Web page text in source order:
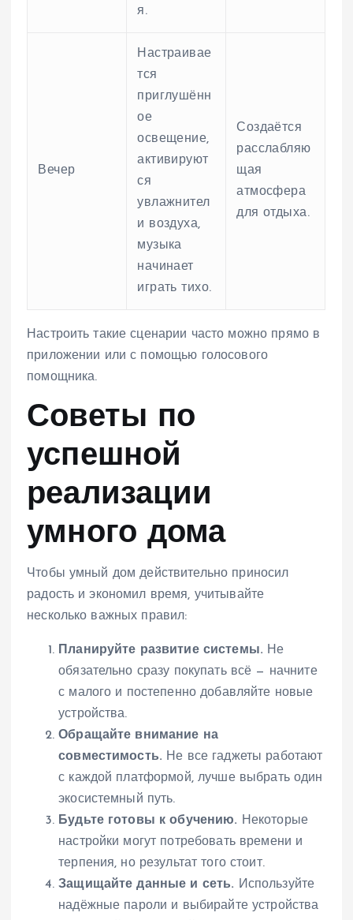
я.
Вечер
Настраивае
тся
приглушённ
ое
освещение,
активируют
ся
увлажнител
и воздуха,
музыка
начинает
играть тихо.
Создаётся
расслабляю
щая
атмосфера
для отдыха.
Настроить такие сценарии часто можно прямо в
приложении или с помощью голосового
помощника.
Советы по
успешной
реализации
умного дома
Чтобы умный дом действительно приносил
радость и экономил время, учитывайте
несколько важных правил:
Планируйте развитие системы. Не
обязательно сразу покупать всё — начните
с малого и постепенно добавляйте новые
устройства.
Обращайте внимание на
совместимость. Не все гаджеты работают
с каждой платформой, лучше выбрать один
экосистемный путь.
Будьте готовы к обучению. Некоторые
настройки могут потребовать времени и
терпения, но результат того стоит.
Защищайте данные и сеть. Используйте
надёжные пароли и выбирайте устройства